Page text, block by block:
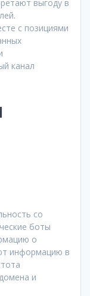
выгоду в
с позициями
канал
со
боты
о
информацию в
и